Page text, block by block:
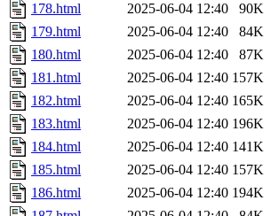
178.html
2025-06-04 12:40
90K
179.html
2025-06-04 12:40
84K
180.html
2025-06-04 12:40
87K
181.html
2025-06-04 12:40 157K
182.html
2025-06-04 12:40 165K
183.html
2025-06-04 12:40 196K
184.html
2025-06-04 12:40 141K
185.html
2025-06-04 12:40 157K
186.html
2025-06-04 12:40 194K